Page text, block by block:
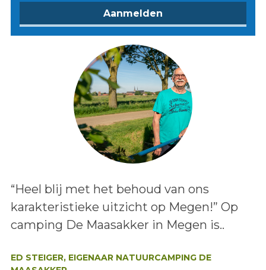
Lees het bericht:
“Heel blij met het behoud van ons
karakteristieke uitzicht op Megen!” Op
camping De Maasakker in Megen is..
ED STEIGER, EIGENAAR NATUURCAMPING DE